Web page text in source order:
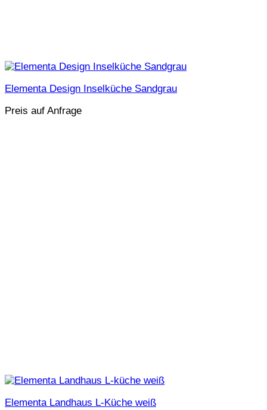
Elementa Design Inselküche Sandgrau
Preis auf Anfrage
Elementa Landhaus L-Küche weiß